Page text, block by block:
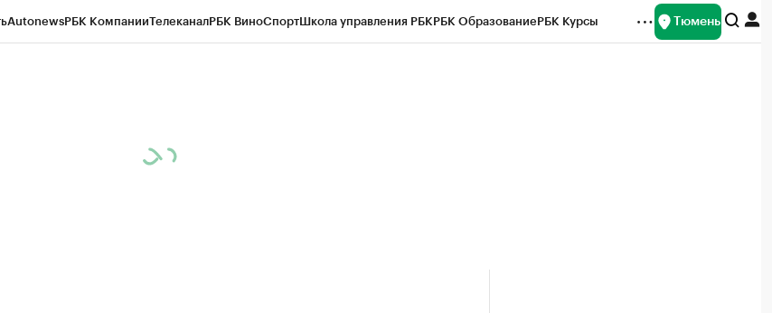
AutonewsРБК КомпанииТелеканалРБК ВиноСпортШкола управления РБКРБК ОбразованиеРБК Курсы Тюмень